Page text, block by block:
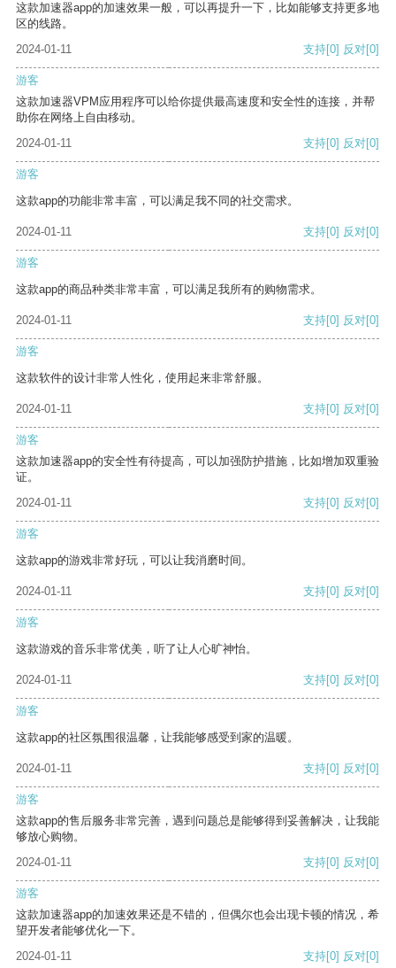
这款加速器app的加速效果一般，可以再提升一下，比如能够支持更多地
区的线路。
2024-01-11
支持[0] 反对[0]
游客
这款加速器VPM应用程序可以给你提供最高速度和安全性的连接，并帮
助你在网络上自由移动。
2024-01-11
支持[0] 反对[0]
游客
这款app的功能非常丰富，可以满足我不同的社交需求。
2024-01-11 支持[0] 反对[0]
游客
这款app的商品种类非常丰富，可以满足我所有的购物需求。
2024-01-11 支持[0] 反对[0]
游客
这款软件的设计非常人性化，使用起来非常舒服。
2024-01-11 支持[0] 反对[0]
游客
这款加速器app的安全性有待提高，可以加强防护措施，比如增加双重验
证。
2024-01-11
支持[0] 反对[0]
游客
这款app的游戏非常好玩，可以让我消磨时间。
2024-01-11 支持[0] 反对[0]
游客
这款游戏的音乐非常优美，听了让人心旷神怡。
2024-01-11 支持[0] 反对[0]
游客
这款app的社区氛围很温馨，让我能够感受到家的温暖。
2024-01-11 支持[0] 反对[0]
游客
这款app的售后服务非常完善，遇到问题总是能够得到妥善解决，让我能
够放心购物。
2024-01-11
支持[0] 反对[0]
游客
这款加速器app的加速效果还是不错的，但偶尔也会出现卡顿的情况，希
望开发者能够优化一下。
2024-01-11
支持[0] 反对[0]